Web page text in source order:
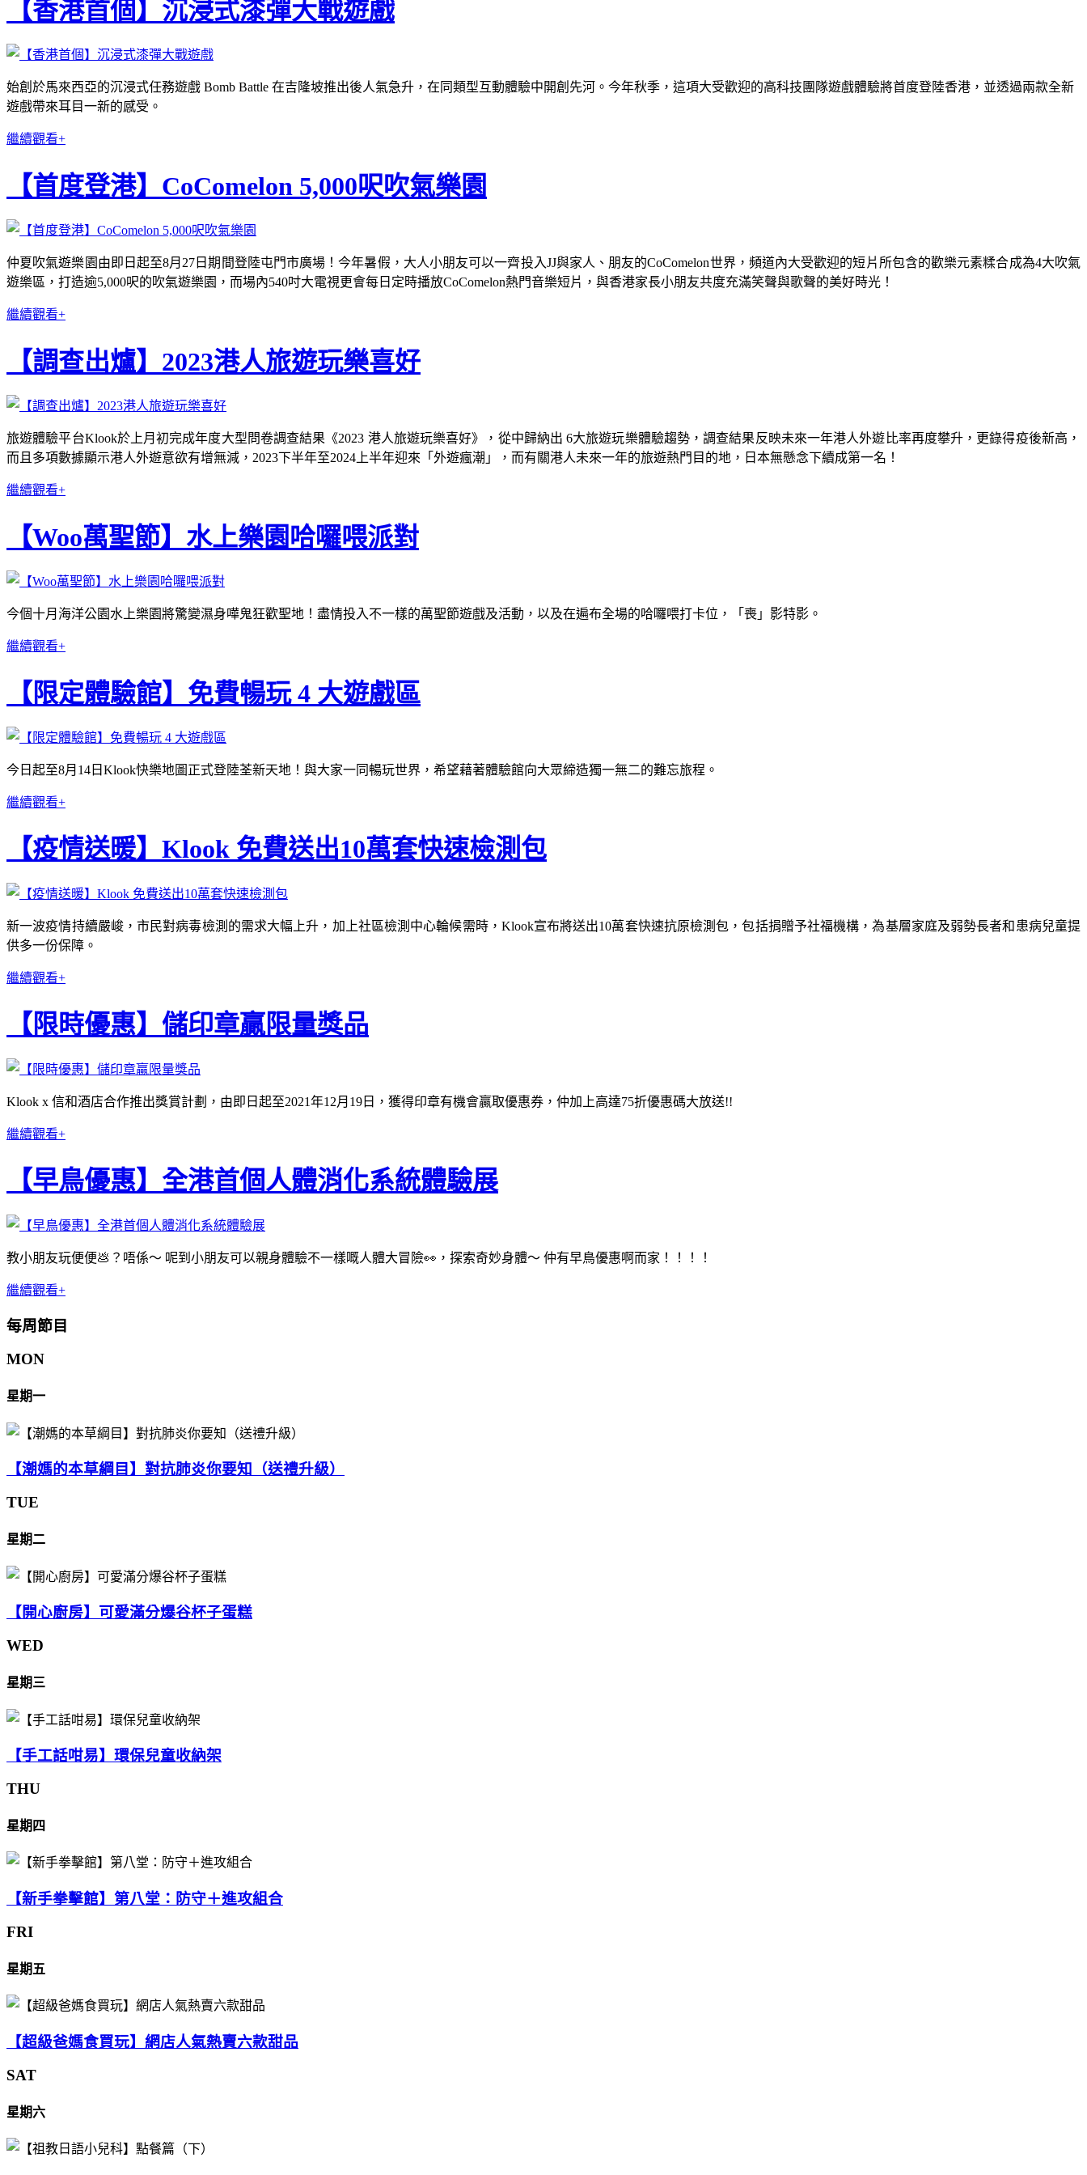
【香港首個】沉浸式漆彈大戰遊戲
始創於馬來西亞的沉浸式任務遊戲 Bomb Battle 在吉隆坡推出後人氣急升，在同類型互動體驗中開創先河。今年秋季，這項大受歡迎的高科技團隊遊戲體驗將首度登陸香港，並透過兩款全新
遊戲帶來耳目一新的感受。
繼續觀看+
【首度登港】CoComelon 5,000呎吹氣樂園
仲夏吹氣遊樂園由即日起至8月27日期間登陸屯門市廣場！今年暑假，大人小朋友可以一齊投入JJ與家人、朋友的CoComelon世界，頻道內大受歡迎的短片所包含的歡樂元素糅合成為4大吹氣
遊樂區，打造逾5,000呎的吹氣遊樂園，而場內540吋大電視更會每日定時播放CoComelon熱門音樂短片，與香港家長小朋友共度充滿笑聲與歌聲的美好時光！
繼續觀看+
【調查出爐】2023港人旅遊玩樂喜好
旅遊體驗平台Klook於上月初完成年度大型問卷調查結果《2023 港人旅遊玩樂喜好》，從中歸納出 6大旅遊玩樂體驗趨勢，調查結果反映未來一年港人外遊比率再度攀升，更錄得疫後新高，
而且多項數據顯示港人外遊意欲有增無減，2023下半年至2024上半年迎來「外遊瘋潮」，而有關港人未來一年的旅遊熱門目的地，日本無懸念下續成第一名！
繼續觀看+
【Woo萬聖節】水上樂園哈囉喂派對
今個十月海洋公園水上樂園將驚變濕身嘩鬼狂歡聖地！盡情投入不一樣的萬聖節遊戲及活動，以及在遍布全場的哈囉喂打卡位，「喪」影特影。
繼續觀看+
【限定體驗館】免費暢玩 4 大遊戲區
今日起至8月14日Klook快樂地圖正式登陸荃新天地！與大家一同暢玩世界，希望藉著體驗館向大眾締造獨一無二的難忘旅程。
繼續觀看+
【疫情送暖】Klook 免費送出10萬套快速檢測包
新一波疫情持續嚴峻，市民對病毒檢測的需求大幅上升，加上社區檢測中心輪候需時，Klook宣布將送出10萬套快速抗原檢測包，包括捐贈予社福機構，為基層家庭及弱勢長者和患病兒童提
供多一份保障。
繼續觀看+
【限時優惠】儲印章贏限量獎品
Klook x 信和酒店合作推出獎賞計劃，由即日起至2021年12月19日，獲得印章有機會贏取優惠券，仲加上高達75折優惠碼大放送!!
繼續觀看+
【早鳥優惠】全港首個人體消化系統體驗展
教小朋友玩便便💩？唔係～ 呢到小朋友可以親身體驗不一樣嘅人體大冒險👀，探索奇妙身體～ 仲有早鳥優惠啊而家！！！！
繼續觀看+
每周節目
MON
星期一
【潮媽的本草綱目】對抗肺炎你要知（送禮升級）
TUE
星期二
【開心廚房】可愛滿分爆谷杯子蛋糕
WED
星期三
【手工話咁易】環保兒童收納架
THU
星期四
【新手拳擊館】第八堂：防守＋進攻組合
FRI
星期五
【超級爸媽食買玩】網店人氣熱賣六款甜品
SAT
星期六